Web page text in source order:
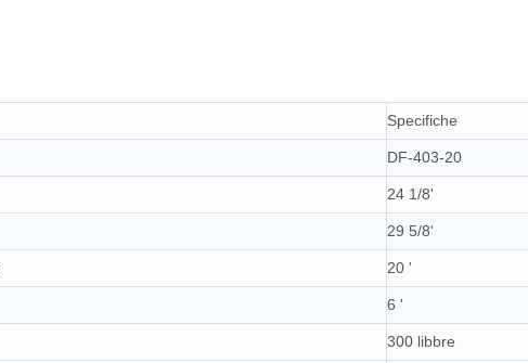
Specifiche
DF-403-20
24 1/8'
29 5/8'
20 '
6 '
300 libbre